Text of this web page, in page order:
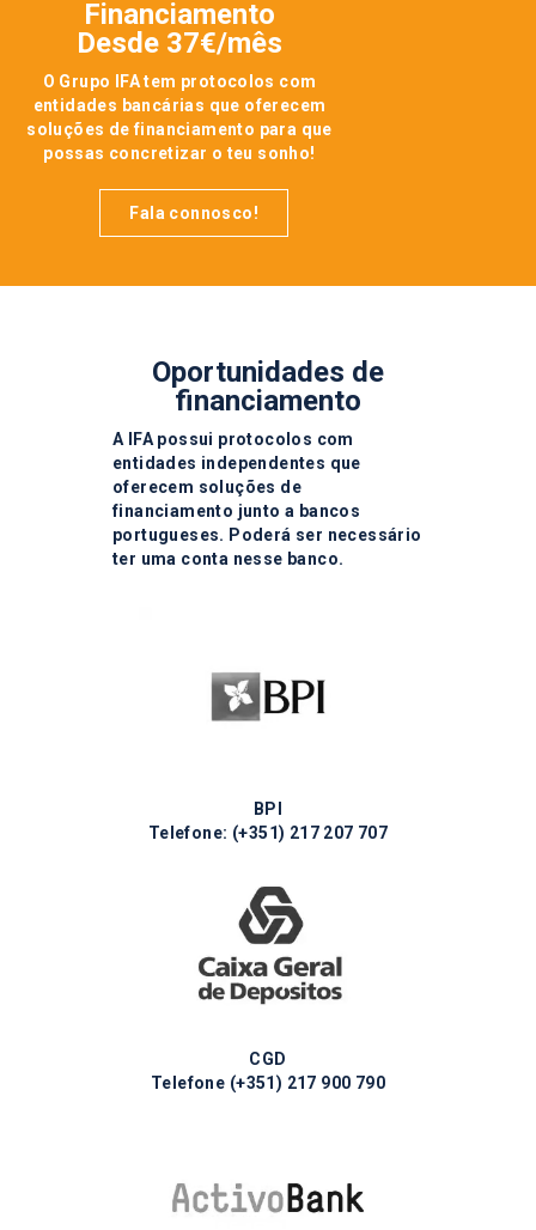
Financiamento
Desde 37€/mês
O Grupo IFA tem protocolos com
entidades bancárias que oferecem
soluções de financiamento para que
possas concretizar o teu sonho!
Fala connosco!
Oportunidades de
financiamento
A IFA possui protocolos com
entidades independentes que
oferecem soluções de
financiamento junto a bancos
portugueses. Poderá ser necessário
ter uma conta nesse banco.
BPI
Telefone: (+351) 217 ​​207 707
CGD
Telefone (+351) 217 ​​900 790